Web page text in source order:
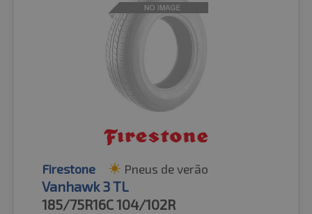
Firestone Pneus de verão
Vanhawk 3 TL
185/75R16C104/102R